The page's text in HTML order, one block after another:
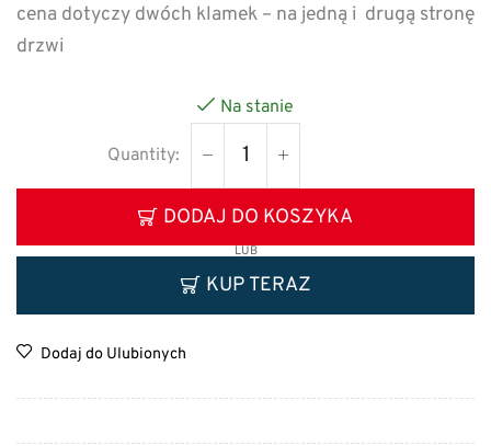
cena dotyczy dwóch klamek – na jedną i drugą stronę
drzwi
Na stanie
DODAJ DO KOSZYKA
LUB
KUP TERAZ
Dodaj do Ulubionych